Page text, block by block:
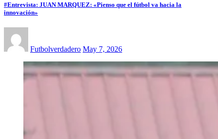
#Entrevista: JUAN MARQUEZ: «Pienso que el fútbol va hacia la
innovación»
Futbolverdadero May 7, 2026